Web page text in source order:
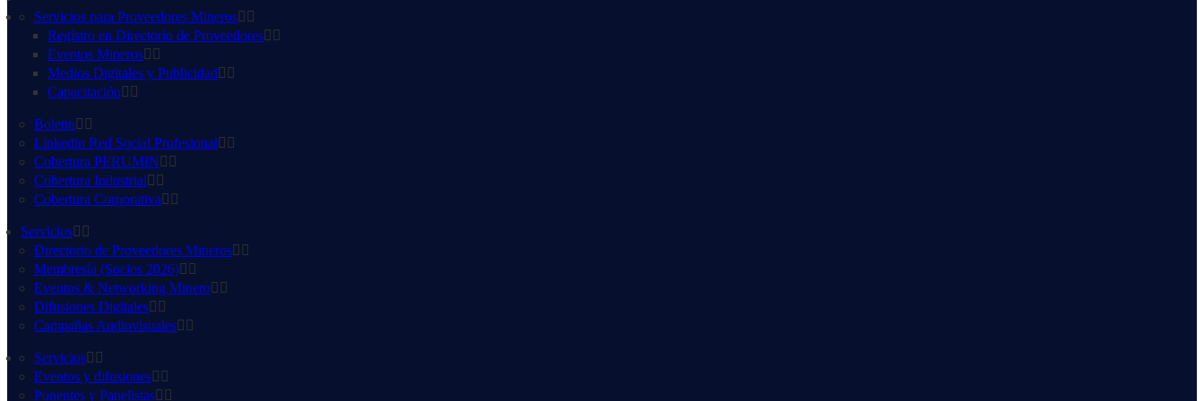
Servicios para Proveedores Mineros
Registro en Directorio de Proveedores
Eventos Mineros
Medios Digitales y Publicidad
Capacitación
Boletin
Linkedin Red Social Profesional
Cobertura PERUMIN
Cobertura Industrial
Cobertura Corporativa
Servicios
Directorio de Proveedores Mineros
Membresía (Socios 2026)
Eventos & Networking Minero
Difusiones Digitales
Campañas Audiovisuales
Servicios
Eventos y difusiones
Ponentes y Panelistas